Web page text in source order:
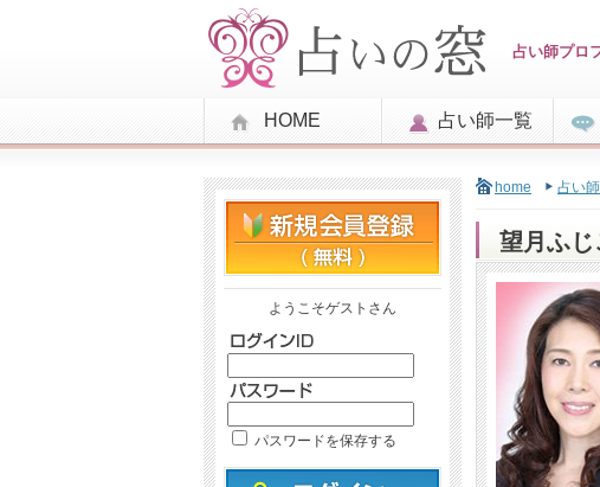
占い師プロ
HOME 占い師一覧
ようこそゲストさん
パスワードを保存する
home 占い
望月ふじ